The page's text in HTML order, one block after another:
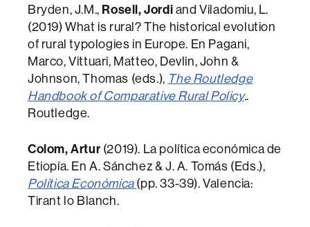
Bryden, J.M., Rosell, Jordiand Viladomiu, L.
(2019) What is rural? The historical evolution
of rural typologies in Europe. En Pagani,
Marco, Vittuari, Matteo, Devlin, John &
Johnson, Thomas (eds.), The Routledge
Handbook of Comparative Rural Policy..
Routledge.
Colom, Artur (2019). La política económica de
Etiopía. En A. Sánchez & J. A. Tomás (Eds.),
Política Económica(pp. 33-39). Valencia:
Tirant lo Blanch.